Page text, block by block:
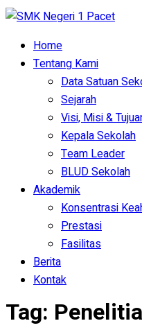
Home
Tentang Kami
Data Satuan
Sejarah
Visi, Misi &
Kepala Sekolah
Team Leader
BLUD Sekolah
Akademik
Konsentrasi
Prestasi
Fasilitas
Berita
Kontak
Tag: